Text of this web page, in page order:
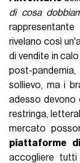
di cosa
rivelano così
di vendite in
post-
sollievo, ma i
adesso devono
restringa,
mercato
piattaforme
accogliere